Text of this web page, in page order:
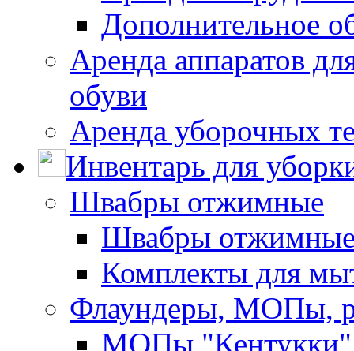
Дополнительное
Аренда аппаратов
обуви
Аренда уборочных
Инвентарь для
Швабры отжимные
Швабры
Комплекты для
Флаундеры, МОПы,
МОПы "Кентукки"